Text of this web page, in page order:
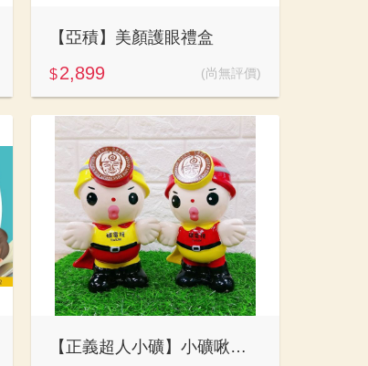
【亞積】美顏護眼禮盒
$ 2,899 (尚無評價)
【正義超人小礦】小礦啾咪撲滿